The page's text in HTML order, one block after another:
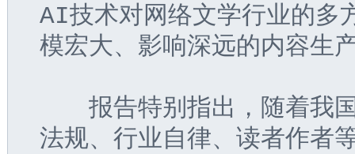
AI技术对网络文学行业的多
模宏大、影响深远的内容生
报告特别指出，随着我国
法规、行业自律、读者作者